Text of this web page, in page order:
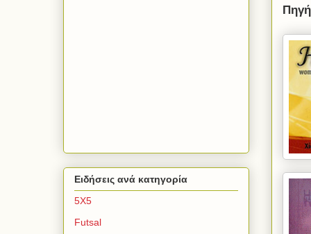
Πηγή
Ειδήσεις ανά κατηγορία
5Χ5
Futsal